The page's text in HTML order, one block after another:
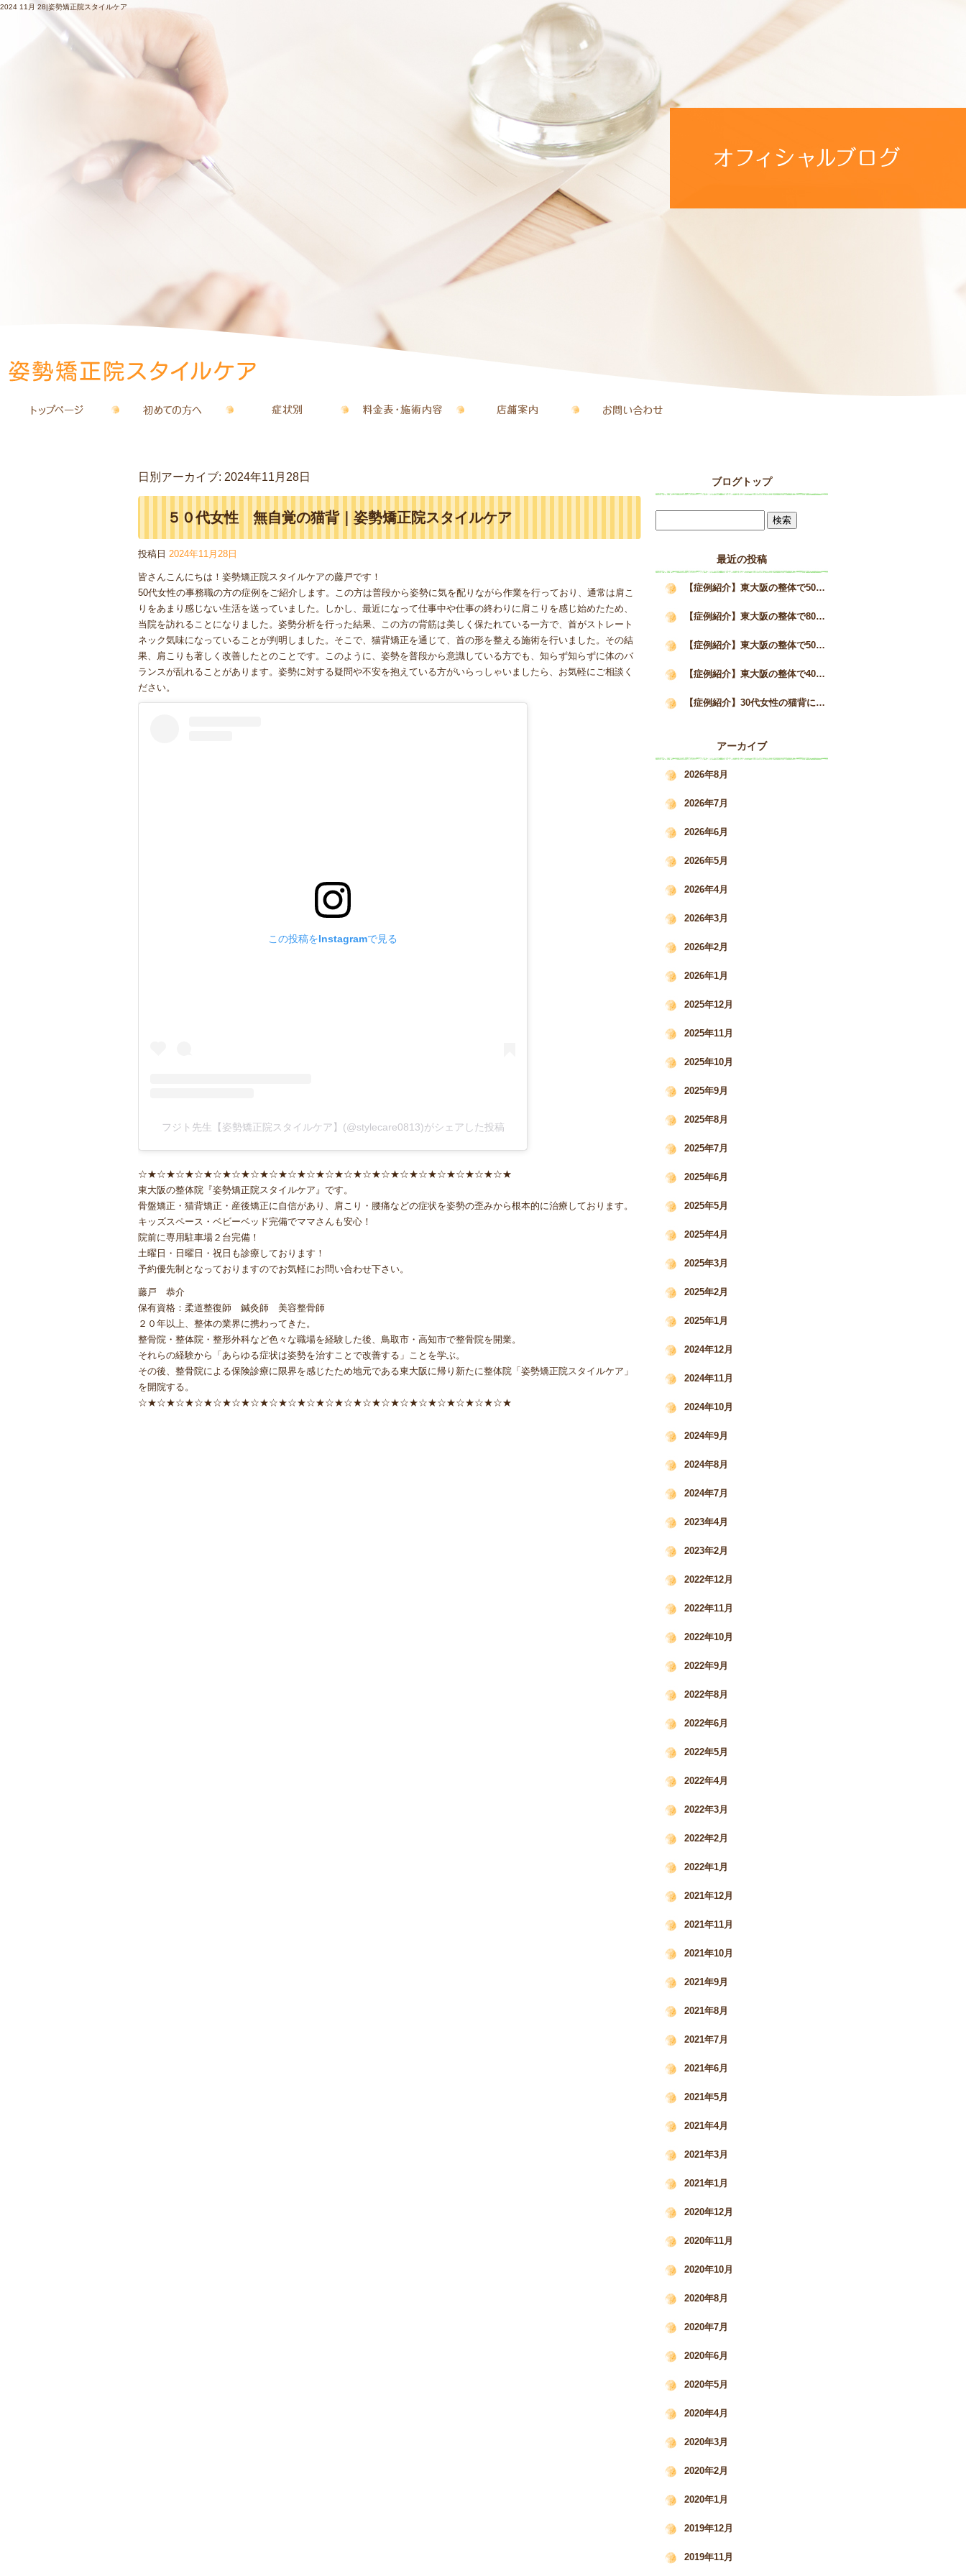
2024 11月 28|姿勢矯正院スタイルケア
日別アーカイブ: 2024年11月28日
５０代女性 無自覚の猫背｜姿勢矯正院スタイルケア
投稿日 2024年11月28日
皆さんこんにちは！姿勢矯正院スタイルケアの藤戸です！
50代女性の事務職の方の症例をご紹介します。この方は普段から姿勢に気を配りながら作業を行っており、通常は肩こ
りをあまり感じない生活を送っていました。しかし、最近になって仕事中や仕事の終わりに肩こりを感じ始めたため、
当院を訪れることになりました。姿勢分析を行った結果、この方の背筋は美しく保たれている一方で、首がストレート
ネック気味になっていることが判明しました。そこで、猫背矯正を通じて、首の形を整える施術を行いました。その結
果、肩こりも著しく改善したとのことです。このように、姿勢を普段から意識している方でも、知らず知らずに体のバ
ランスが乱れることがあります。姿勢に対する疑問や不安を抱えている方がいらっしゃいましたら、お気軽にご相談く
ださい。
この投稿をInstagramで見る
フジト先生【姿勢矯正院スタイルケア】(@stylecare0813)がシェアした投稿
☆★☆★☆★☆★☆★☆★☆★☆★☆★☆★☆★☆★☆★☆★☆★☆★☆★☆★☆★☆★
東大阪の整体院『姿勢矯正院スタイルケア』です。
骨盤矯正・猫背矯正・産後矯正に自信があり、肩こり・腰痛などの症状を姿勢の歪みから根本的に治療しております。
キッズスペース・ベビーベッド完備でママさんも安心！
院前に専用駐車場２台完備！
土曜日・日曜日・祝日も診療しております！
予約優先制となっておりますのでお気軽にお問い合わせ下さい。
藤戸 恭介
保有資格：柔道整復師 鍼灸師 美容整骨師
２０年以上、整体の業界に携わってきた。
整骨院・整体院・整形外科など色々な職場を経験した後、鳥取市・高知市で整骨院を開業。
それらの経験から「あらゆる症状は姿勢を治すことで改善する」ことを学ぶ。
その後、整骨院による保険診療に限界を感じたため地元である東大阪に帰り新たに整体院「姿勢矯正院スタイルケア」
を開院する。
☆★☆★☆★☆★☆★☆★☆★☆★☆★☆★☆★☆★☆★☆★☆★☆★☆★☆★☆★☆★
ブログトップ
最近の投稿
【症例紹介】東大阪の整体で50代女性の巻き肩と疲労感が改善した施術事例｜姿勢矯正院スタイルケア
【症例紹介】東大阪の整体で80代男性の猫背を改善へ｜高齢者の姿勢改善と身体の変化｜姿勢矯正院スタイルケア
【症例紹介】東大阪の整体で50代女性の猫背と自律神経の不調が3か月で改善した事例｜姿勢矯正院スタイルケア
【症例紹介】東大阪の整体で40代女性の猫背・巻き肩を改善｜慢性的な肩こりと疲労感の変化｜姿勢矯正院スタイルケア
【症例紹介】30代女性の猫背による肩こり・腰痛を根本改善した施術事例｜姿勢矯正院スタイルケア
アーカイブ
2026年8月
2026年7月
2026年6月
2026年5月
2026年4月
2026年3月
2026年2月
2026年1月
2025年12月
2025年11月
2025年10月
2025年9月
2025年8月
2025年7月
2025年6月
2025年5月
2025年4月
2025年3月
2025年2月
2025年1月
2024年12月
2024年11月
2024年10月
2024年9月
2024年8月
2024年7月
2023年4月
2023年2月
2022年12月
2022年11月
2022年10月
2022年9月
2022年8月
2022年6月
2022年5月
2022年4月
2022年3月
2022年2月
2022年1月
2021年12月
2021年11月
2021年10月
2021年9月
2021年8月
2021年7月
2021年6月
2021年5月
2021年4月
2021年3月
2021年1月
2020年12月
2020年11月
2020年10月
2020年8月
2020年7月
2020年6月
2020年5月
2020年4月
2020年3月
2020年2月
2020年1月
2019年12月
2019年11月